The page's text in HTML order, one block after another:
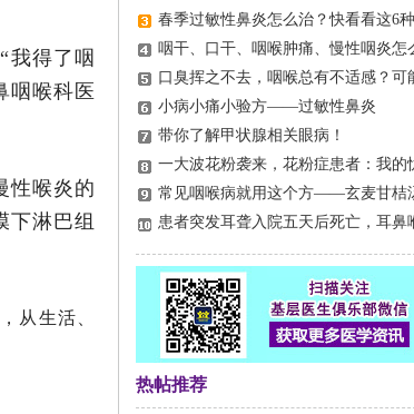
我得了咽
咽喉科医
性喉炎的
下淋巴组
从生活、
咽干、口干、咽喉肿痛、慢性咽炎怎
小病小痛小验方——过敏性鼻炎
带你了解甲状腺相关眼病！
常见咽喉病就用这个方——玄麦甘桔
热帖推荐